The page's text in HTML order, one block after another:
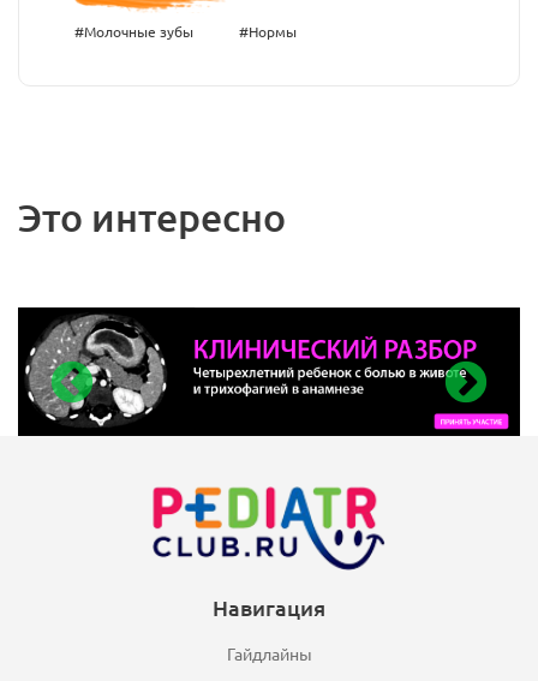
#Молочные зубы #Нормы
Это интересно
Навигация
Гайдлайны